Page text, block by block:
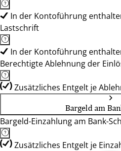
In der Kontoführung
Lastschrift
In der Kontoführung
Berechtigte Ablehnung der
Zusätzliches Entgelt je
Bargeld am
Bargeld-Einzahlung am Bank-
Zusätzliches Entgelt je